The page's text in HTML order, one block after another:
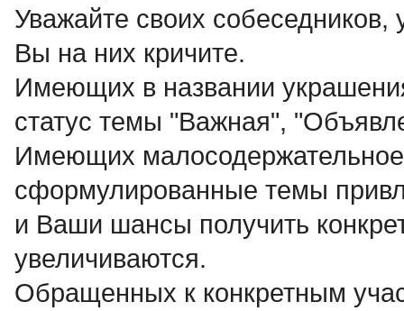
Уважайте своих
Вы на них кричите.
Имеющих в названии
статус темы "Важная",
Имеющих
сформулированные темы
и Ваши шансы получить
увеличиваются.
Обращенных к конкретным